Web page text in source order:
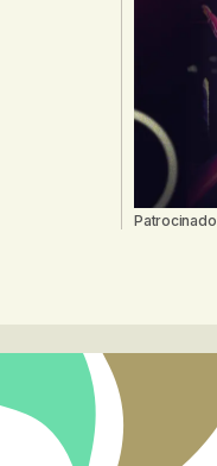
Patrocinado